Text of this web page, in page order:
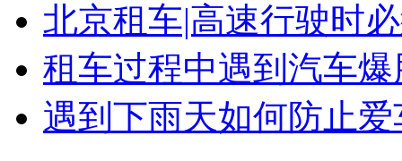
北京租车|高速行驶时
租车过程中遇到汽车
遇到下雨天如何防止